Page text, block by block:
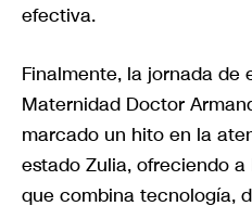
efectiva.
Finalmente, la jornada de
Maternidad Doctor
marcado un hito en la
estado Zulia, ofreciendo
que combina tecnología,